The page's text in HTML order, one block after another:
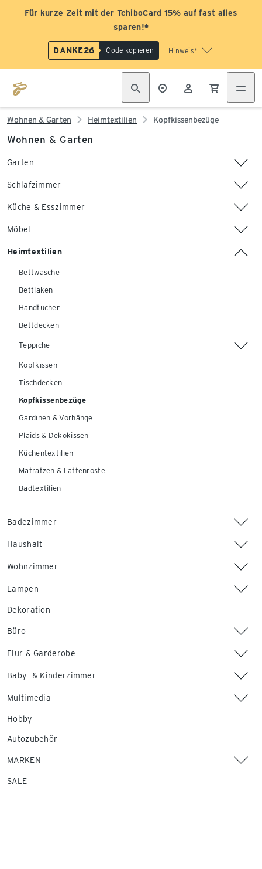
Für kurze Zeit mit der TchiboCard 15% auf fast alles
sparen!*
DANKE26 Code kopieren Hinweis*
Wohnen & Garten Heimtextilien Kopfkissenbezüge
Wohnen & Garten
Garten
Schlafzimmer
Küche & Esszimmer
Möbel
Heimtextilien
Bettwäsche
Bettlaken
Handtücher
Bettdecken
Teppiche
Kopfkissen
Tischdecken
Kopfkissenbezüge
Gardinen & Vorhänge
Plaids & Dekokissen
Küchentextilien
Matratzen & Lattenroste
Badtextilien
Badezimmer
Haushalt
Wohnzimmer
Lampen
Dekoration
Büro
Flur & Garderobe
Baby- & Kinderzimmer
Multimedia
Hobby
Autozubehör
MARKEN
SALE